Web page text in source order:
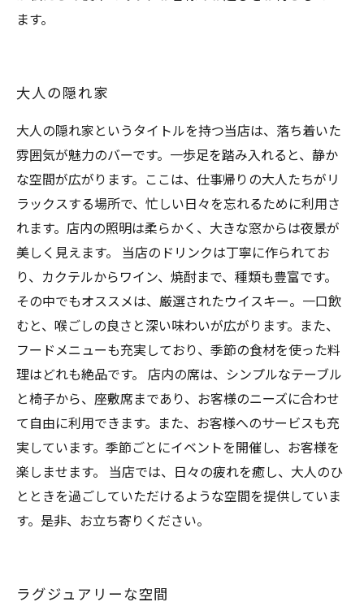
ます。
大人の隠れ家
大人の隠れ家というタイトルを持つ当店は、落ち着いた
雰囲気が魅力のバーです。一歩足を踏み入れると、静か
な空間が広がります。ここは、仕事帰りの大人たちがリ
ラックスする場所で、忙しい日々を忘れるために利用さ
れます。店内の照明は柔らかく、大きな窓からは夜景が
美しく見えます。 当店のドリンクは丁寧に作られてお
り、カクテルからワイン、焼酎まで、種類も豊富です。
その中でもオススメは、厳選されたウイスキー。一口飲
むと、喉ごしの良さと深い味わいが広がります。また、
フードメニューも充実しており、季節の食材を使った料
理はどれも絶品です。 店内の席は、シンプルなテーブル
と椅子から、座敷席まであり、お客様のニーズに合わせ
て自由に利用できます。また、お客様へのサービスも充
実しています。季節ごとにイベントを開催し、お客様を
楽しませます。 当店では、日々の疲れを癒し、大人のひ
とときを過ごしていただけるような空間を提供していま
す。是非、お立ち寄りください。
ラグジュアリーな空間